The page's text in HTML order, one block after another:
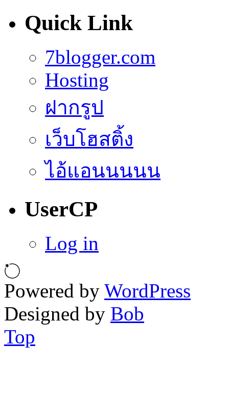
Quick Link
7blogger.com
Hosting
ฝากรูป
เว็บโฮสติ้ง
ไอ้แอนนนนน
UserCP
Log in
Powered by WordPress
Designed by Bob
Top